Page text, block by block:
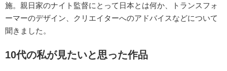
施。親日家のナイト監督にとって日本とは何か、トランスフォ
ーマーのデザイン、クリエイターへのアドバイスなどについて
聞きました。
10代の私が見たいと思った作品